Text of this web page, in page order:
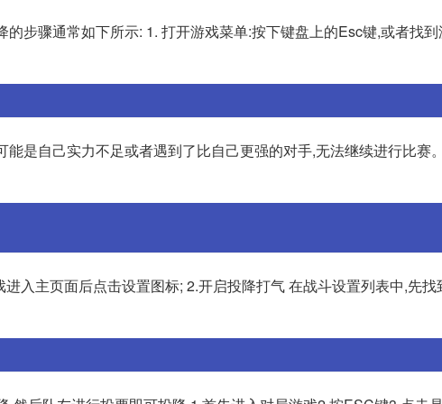
步骤通常如下所示: 1. 打开游戏菜单:按下键盘上的Esc键,或者找
是自己实力不足或者遇到了比自己更强的对手,无法继续进行比赛
入主页面后点击设置图标; 2.开启投降打气 在战斗设置列表中,先找